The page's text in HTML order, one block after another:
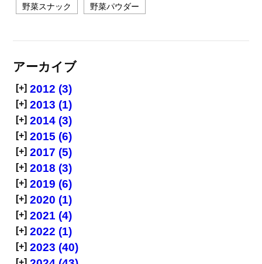
野菜スナック 野菜パウダー
アーカイブ
[+] 2012 (3)
[+] 2013 (1)
[+] 2014 (3)
[+] 2015 (6)
[+] 2017 (5)
[+] 2018 (3)
[+] 2019 (6)
[+] 2020 (1)
[+] 2021 (4)
[+] 2022 (1)
[+] 2023 (40)
[+]